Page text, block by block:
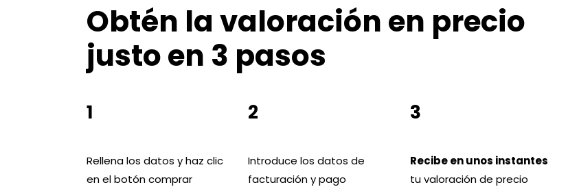
Obtén la valoración en precio
justo en 3 pasos
1
Rellena los datos y haz clic
en el botón comprar
2
Introduce los datos de
facturación y pago
3
Recibe en unos instantes
tu valoración de precio